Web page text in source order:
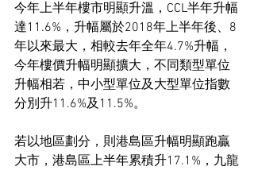
今年上半年樓市明顯升溫，CCL半年升幅
達11.6%，升幅屬於2018年上半年後、8
年以來最大，相較去年全年4.7%升幅，
今年樓價升幅明顯擴大，不同類型單位
升幅相若，中小型單位及大型單位指數
分別升11.6%及11.5%。
若以地區劃分，則港島區升幅明顯跑贏
大市，港島區上半年累積升17.1%，九龍